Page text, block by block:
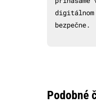
bezpečne.
Podobné